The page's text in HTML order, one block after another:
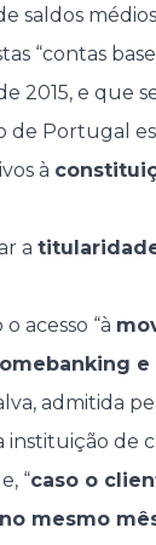
saldos
“contas
2015, e que
de Portugal
à
a
acesso “à
admitida
de
“caso o
mesmo